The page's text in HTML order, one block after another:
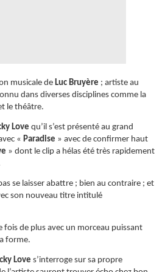
musicale de Luc Bruyère ; artiste au
dans diverses disciplines comme la
le théâtre.
Love qu’il s’est présenté au grand
« Paradise » avec de confirmer haut
» dont le clip a hélas été très rapidement
se laisser abattre ; bien au contraire ; et
son nouveau titre intitulé
fois de plus avec un morceau puissant
forme.
Love s’interroge sur sa propre